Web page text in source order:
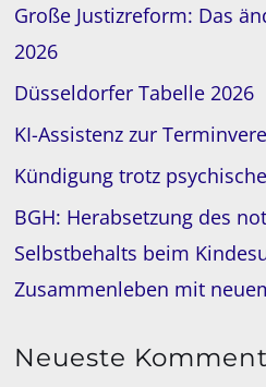
Große Justizreform: Das
2026
Düsseldorfer Tabelle 2026
KI-Assistenz zur
Kündigung trotz
BGH: Herabsetzung des
Selbstbehalts beim
Zusammenleben mit
Neueste